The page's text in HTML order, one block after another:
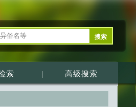
索 | 高级搜索